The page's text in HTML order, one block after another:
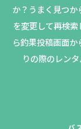
か？ うまく見つ
を変更して再検索
ら釣果投稿画面
りの際のレン